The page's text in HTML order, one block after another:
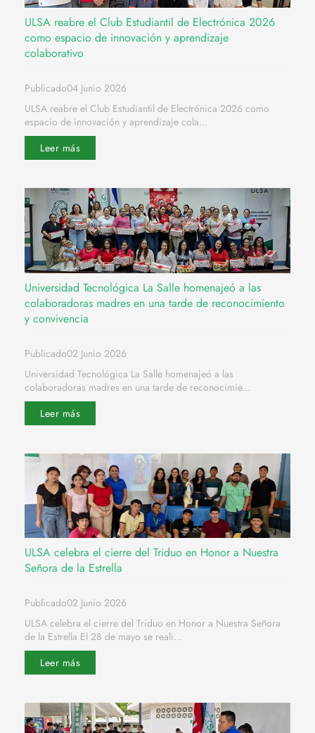
ULSA reabre el Club Estudiantil de Electrónica 2026
como espacio de innovación y aprendizaje
colaborativo
Publicado04 Junio 2026
ULSA reabre el Club Estudiantil de Electrónica 2026 como
espacio de innovación y aprendizaje cola...
Leer más
Universidad Tecnológica La Salle homenajeó a las
colaboradoras madres en una tarde de reconocimiento
y convivencia
Publicado02 Junio 2026
Universidad Tecnológica La Salle homenajeó a las
colaboradoras madres en una tarde de reconocimie...
Leer más
ULSA celebra el cierre del Triduo en Honor a Nuestra
Señora de la Estrella
Publicado02 Junio 2026
ULSA celebra el cierre del Triduo en Honor a Nuestra Señora
de la Estrella El 28 de mayo se reali...
Leer más